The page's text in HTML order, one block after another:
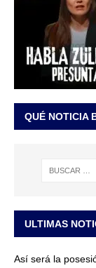
QUÉ NOTICIA
ULTIMAS
Así será la